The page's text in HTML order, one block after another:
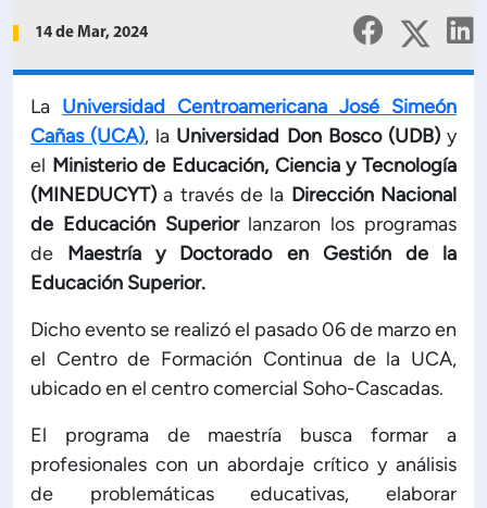
Capacitación Institucional
Estructura organizativa
Rector
Académica
Secretaría General
de Ciencia y Tecnología
de Gestión Institucional
Publicaciones
14 de Mar, 2024
La Universidad Centroamericana José Simeón
Cañas (UCA), la Universidad Don Bosco (UDB)y
el Ministerio de Educación, Ciencia y Tecnología
(MINEDUCYT) a través de la Dirección Nacional
de Educación Superiorlanzaron los programas
de Maestría y Doctorado en Gestión de la
Educación Superior.
Dicho evento se realizó el pasado 06 de marzo en
el Centro de Formación Continua de la UCA,
ubicado en el centro comercial Soho-Cascadas.
El programa de maestría busca formar a
profesionales con un abordaje crítico y análisis
de problemáticas educativas, elaborar